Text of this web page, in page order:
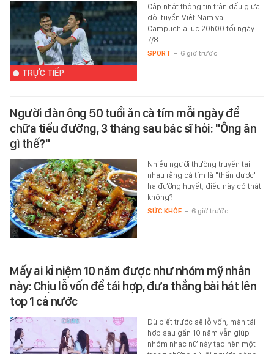
TRỰC TIẾP
Cập nhật thông tin trận đấu giữa
đội tuyển Việt Nam và
Campuchia lúc 20h00 tối ngày
7/8.
SPORT - 6 giờ trước
Người đàn ông 50 tuổi ăn cà tím mỗi ngày để
chữa tiểu đường, 3 tháng sau bác sĩ hỏi: "Ông ăn
gì thế?"
Nhiều người thường truyền tai
nhau rằng cà tím là "thần dược"
hạ đường huyết, điều này có thật
không?
SỨC KHỎE - 6 giờ trước
Mấy ai kỉ niệm 10 năm được như nhóm mỹ nhân
này: Chịu lỗ vốn để tái hợp, đưa thẳng bài hát lên
top 1 cả nước
Dù biết trước sẽ lỗ vốn, màn tái
hợp sau gần 10 năm vẫn giúp
nhóm nhạc nữ này tạo nên một